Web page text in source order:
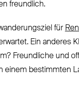
freundlich.
für
Ein anderes
Freundliche und
einem bestimmten